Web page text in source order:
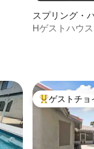
スプリング・
ミニアム
Hゲストハウ
大好評のゲス
ゲストチョ